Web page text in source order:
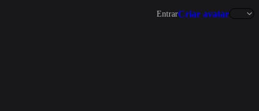
EntrarCriar avatar